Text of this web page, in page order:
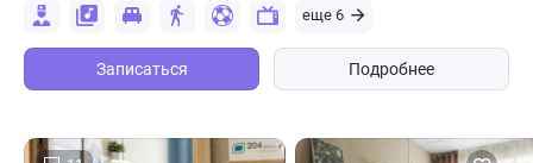
еще 6
Записаться Подробнее